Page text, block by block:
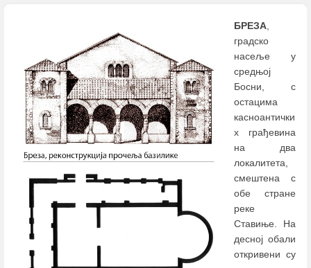
БРЕЗА,
градско
насеље у
средњој
Босни, с
остацима
касноантички
х грађевина
на два
локалитета,
смештена с
обе стране
реке
Ставиње. На
десној обали
откривени су